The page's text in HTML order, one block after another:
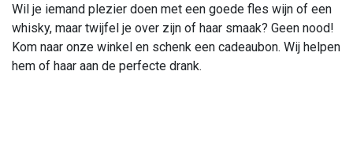
Wil je iemand plezier doen met een goede fles wijn of een
whisky, maar twijfel je over zijn of haar smaak? Geen nood!
Kom naar onze winkel en schenk een cadeaubon. Wij helpen
hem of haar aan de perfecte drank.